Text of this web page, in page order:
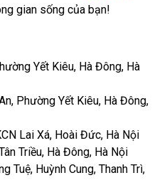
gian sống của bạn!
Yết Kiêu, Hà Đông, Hà
Phường Yết Kiêu, Hà Đông,
Lai Xá, Hoài Đức, Hà Nội
Triều, Hà Đông, Hà Nội
Tuệ, Huỳnh Cung, Thanh Trì,